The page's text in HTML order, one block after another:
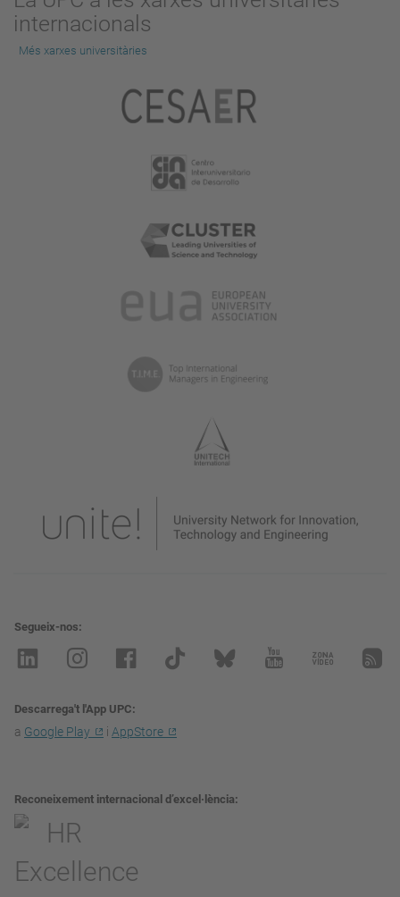
internacionals
Més xarxes universitàries
Segueix-nos
Descarrega't l'App UPC
a Google Play i AppStore
Reconeixement internacional d’excel·lència